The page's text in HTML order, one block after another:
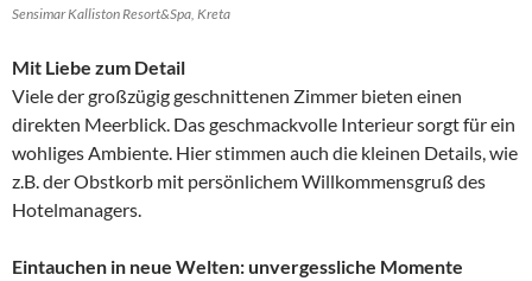
Sensimar Kalliston Resort&Spa, Kreta
Mit Liebe zum Detail
Viele der großzügig geschnittenen Zimmer bieten einen
direkten Meerblick. Das geschmackvolle Interieur sorgt für ein
wohliges Ambiente. Hier stimmen auch die kleinen Details, wie
z.B. der Obstkorb mit persönlichem Willkommensgruß des
Hotelmanagers.
Eintauchen in neue Welten: unvergessliche Momente